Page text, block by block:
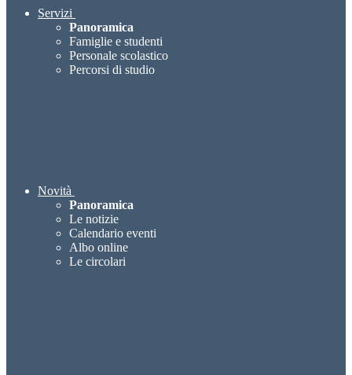
Servizi
Panoramica
Famiglie e studenti
Personale scolastico
Percorsi di studio
Novità
Panoramica
Le notizie
Calendario eventi
Albo online
Le circolari